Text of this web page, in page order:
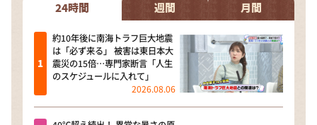
24時間 週間 月間
約10年後に南海トラフ巨大地震
は「必ず来る」 被害は東日本大
震災の15倍…専門家断言「人生
のスケジュールに入れて」
2026.08.06